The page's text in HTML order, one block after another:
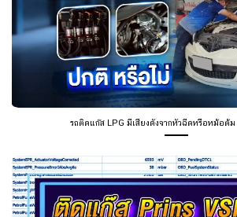
รถติดแก๊ส LPG มีเสียงดังจากหัวฉีดหรือหม้อต้